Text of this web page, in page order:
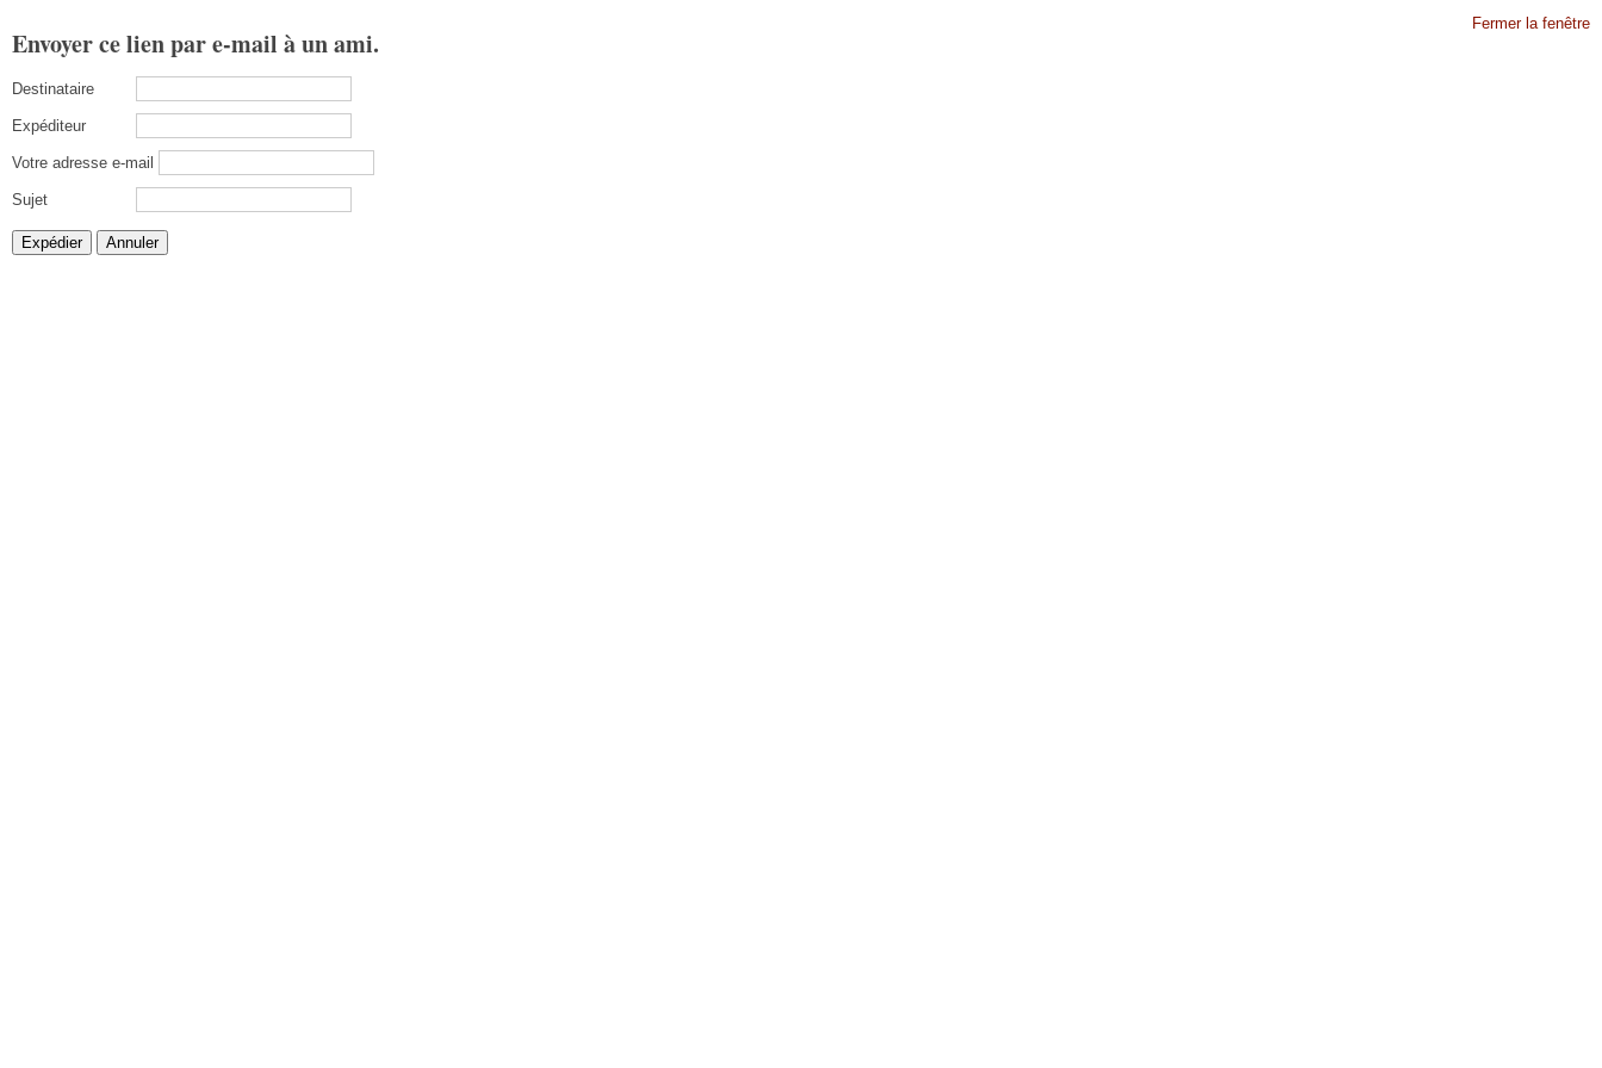
Envoyer ce lien par e-mail à un ami.
Fermer la fenêtre
Destinataire
Expéditeur
Votre adresse e-mail
Sujet
Expédier Annuler